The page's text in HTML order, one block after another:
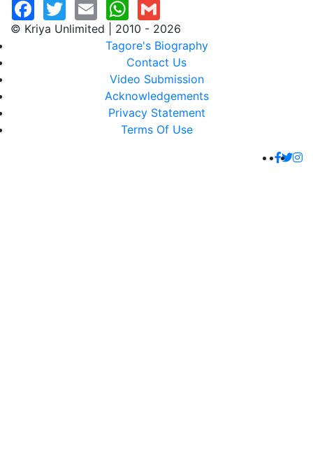
© Kriya Unlimited | 2010 - 2026
Tagore's Biography
Contact Us
Video Submission
Acknowledgements
Privacy Statement
Terms Of Use